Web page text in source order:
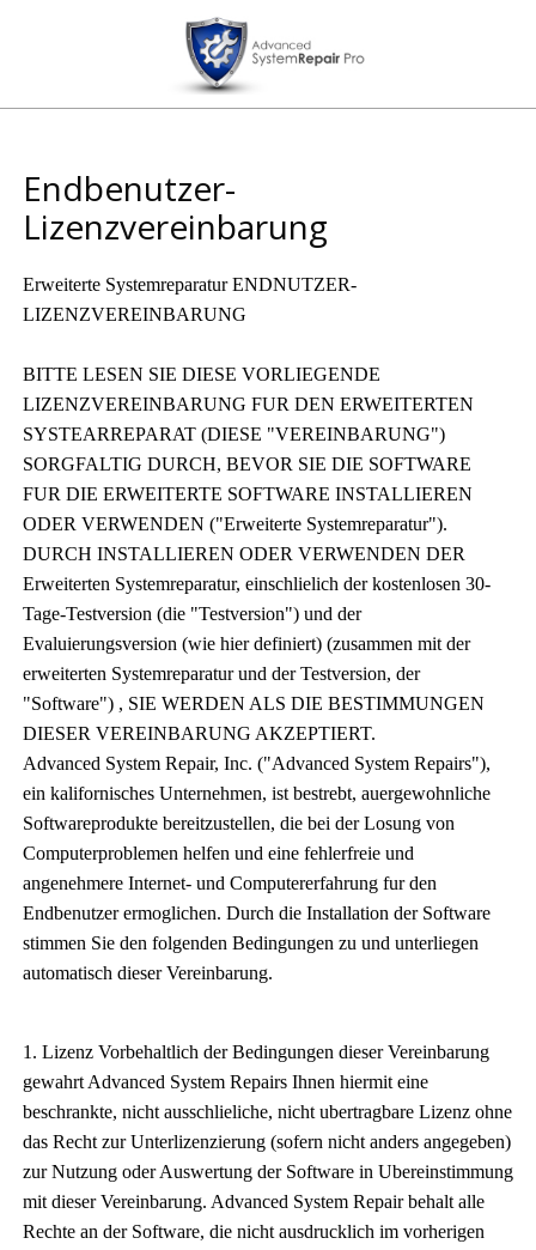
Endbenutzer-
Lizenzvereinbarung
Erweiterte Systemreparatur ENDNUTZER-
LIZENZVEREINBARUNG
BITTE LESEN SIE DIESE VORLIEGENDE
LIZENZVEREINBARUNG FUR DEN ERWEITERTEN
SYSTEARREPARAT (DIESE "VEREINBARUNG")
SORGFALTIG DURCH, BEVOR SIE DIE SOFTWARE
FUR DIE ERWEITERTE SOFTWARE INSTALLIEREN
ODER VERWENDEN ("Erweiterte Systemreparatur").
DURCH INSTALLIEREN ODER VERWENDEN DER
Erweiterten Systemreparatur, einschlielich der kostenlosen 30-
Tage-Testversion (die "Testversion") und der
Evaluierungsversion (wie hier definiert) (zusammen mit der
erweiterten Systemreparatur und der Testversion, der
"Software") , SIE WERDEN ALS DIE BESTIMMUNGEN
DIESER VEREINBARUNG AKZEPTIERT.
Advanced System Repair, Inc. ("Advanced System Repairs"),
ein kalifornisches Unternehmen, ist bestrebt, auergewohnliche
Softwareprodukte bereitzustellen, die bei der Losung von
Computerproblemen helfen und eine fehlerfreie und
angenehmere Internet- und Computererfahrung fur den
Endbenutzer ermoglichen. Durch die Installation der Software
stimmen Sie den folgenden Bedingungen zu und unterliegen
automatisch dieser Vereinbarung.
1. Lizenz Vorbehaltlich der Bedingungen dieser Vereinbarung
gewahrt Advanced System Repairs Ihnen hiermit eine
beschrankte, nicht ausschlieliche, nicht ubertragbare Lizenz ohne
das Recht zur Unterlizenzierung (sofern nicht anders angegeben)
zur Nutzung oder Auswertung der Software in Ubereinstimmung
mit dieser Vereinbarung. Advanced System Repair behalt alle
Rechte an der Software, die nicht ausdrucklich im vorherigen